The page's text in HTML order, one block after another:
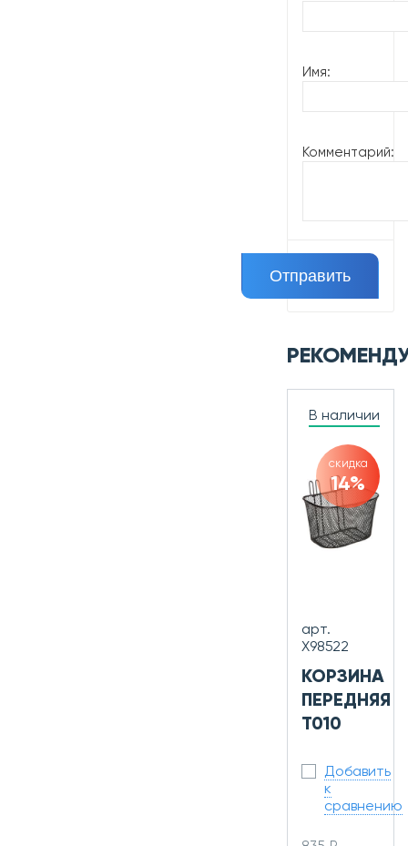
Имя:
Комментарий:
В наличии
скидка
14%
арт.
X98522
КОРЗИНА
ПЕРЕДНЯЯ
T010
Добавить
к
сравнению